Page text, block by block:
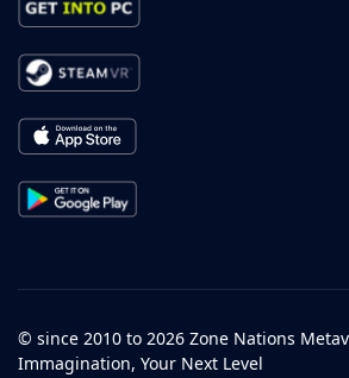
© since 2010 to 2026 Zone Nations
Immagination, Your Next Level